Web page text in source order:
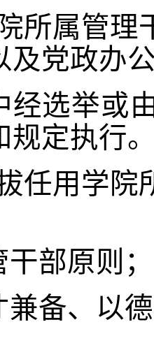
所属管理
及党政办
经选举或
规定执行
任用学院
干部原则；
兼备、以